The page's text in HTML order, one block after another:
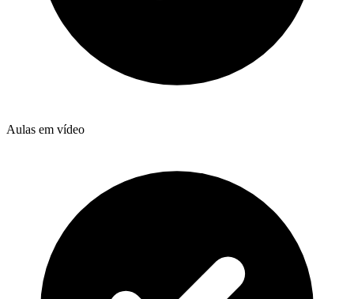
Aulas em vídeo